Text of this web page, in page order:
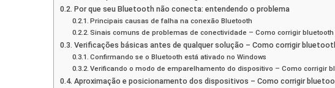
Por que seu Bluetooth não conecta: entendendo o problema
Principais causas de falha na conexão Bluetooth
Sinais comuns de problemas de conectividade – Como corrigir
Verificações básicas antes de qualquer solução – Como corrigir
Confirmando se o Bluetooth está ativado no Windows
Verificando o modo de emparelhamento do dispositivo – Como corrigir
Aproximação e posicionamento dos dispositivos – Como corrigir